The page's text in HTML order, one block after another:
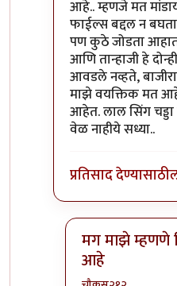
आहे.. म्हणजे मत
फाईल्स बद्दल न
पण कुठे जोडता
आणि तान्हाजी हे
आवडले नव्हते,
माझे वयक्तिक मत
आहेत. लाल सिंग चड्डा
वेळ नाहीये सध्या..
प्रतिसाद देण्यासाठी
मग माझे म्हणणे
आहे